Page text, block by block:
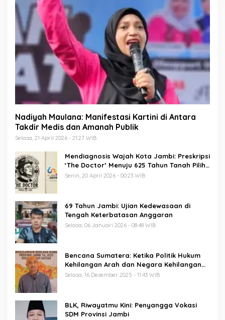
Nadiyah Maulana: Manifestasi Kartini di Antara
Takdir Medis dan Amanah Publik
Selasa, 21 April 2026 - 21:27 WIB
Mendiagnosis Wajah Kota Jambi: Preskripsi
‘The Doctor’ Menuju 625 Tahun Tanah Pilih
Pusako Batuah
Senin, 20 April 2026 - 00:23 WIB
69 Tahun Jambi: Ujian Kedewasaan di
Tengah Keterbatasan Anggaran
Selasa, 06 Januari 2026 - 08:48 WIB
Bencana Sumatera: Ketika Politik Hukum
Kehilangan Arah dan Negara Kehilangan
Keberanian
Selasa, 16 Desember 2025 - 11:43 WIB
BLK, Riwayatmu Kini: Penyangga Vokasi
SDM Provinsi Jambi